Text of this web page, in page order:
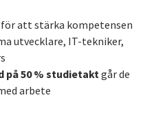
att stärka kompetensen
utvecklare, IT-tekniker,
på 50 % studietakt går de
arbete